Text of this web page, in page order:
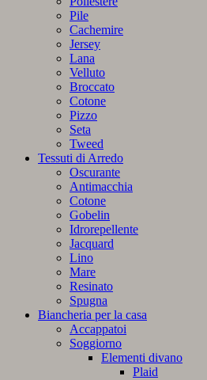
Pile
Cachemire
Jersey
Lana
Velluto
Broccato
Cotone
Pizzo
Seta
Tweed
Tessuti di Arredo
Oscurante
Antimacchia
Cotone
Gobelin
Idrorepellente
Jacquard
Lino
Mare
Resinato
Spugna
Biancheria per la casa
Accappatoi
Soggiorno
Elementi divano
Plaid